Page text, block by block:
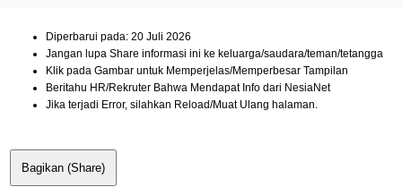
Diperbarui pada: 20 Juli 2026
Jangan lupa Share informasi ini ke keluarga/saudara/teman/tetangga
Klik pada Gambar untuk Memperjelas/Memperbesar Tampilan
Beritahu HR/Rekruter Bahwa Mendapat Info dari NesiaNet
Jika terjadi Error, silahkan Reload/Muat Ulang halaman.
Bagikan (Share)